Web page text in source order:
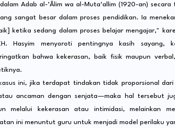
dalam Adab al-‘Ālim wa al-Muta‘allim (1920-an)
sangat besar dalam proses pendidikan. Ia
ketika sedang dalam proses belajar mengajar,"
Hasyim menyoroti pentingnya kasih sayang,
bahwa kekerasan, baik fisik maupun
ini, jika terdapat tindakan tidak proporsional
ancaman dengan senjata—maka hal tersebut
melalui kekerasan atau intimidasi, melainkan
ini menuntut guru untuk menjadi model perilaku